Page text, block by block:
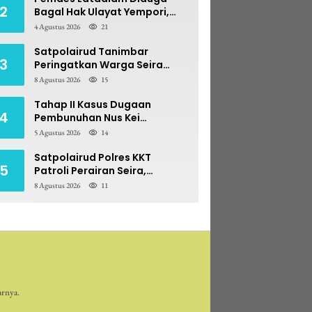
2
Bagal Hak Ulayat Yempori,
Prona BPN Terseret Bara
4 Agustus 2026 21
3
Satpolairud Tanimbar
Peringatkan Warga Seira
Blawat: Perebutan Hasil Laut
8 Agustus 2026 15
4
Tahap II Kasus Dugaan
Pembunuhan Nus Kei
Dilimpahkan ke PN Ambon
5 Agustus 2026 14
5
Satpolairud Polres KKT
Patroli Perairan Seira,
Antisipasi Konflik Nelayan
8 Agustus 2026 11